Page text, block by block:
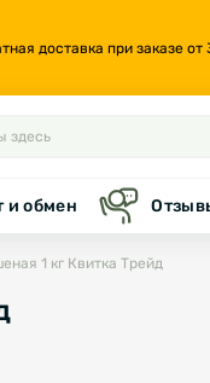
доставка при заказе
и обмен
1 кг Квитка Трейд